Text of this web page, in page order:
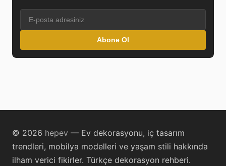
Abone Ol
© 2026 hepev — Ev dekorasyonu, iç tasarım
trendleri, mobilya modelleri ve yaşam stili hakkında
ilham verici fikirler. Türkçe dekorasyon rehberi.